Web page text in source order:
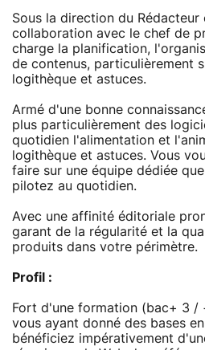
Sous la direction du
collaboration avec le chef de
charge la planification,
de contenus, particulièrement
logithèque et astuces.
Armé d'une bonne
plus particulièrement des
quotidien l'alimentation et
logithèque et astuces. Vous
faire sur une équipe dédiée
pilotez au quotidien.
Avec une affinité éditoriale
garant de la régularité et la
produits dans votre périmètre.
Profil :
Fort d'une formation (bac+ 3 /
vous ayant donné des bases
bénéficiez impérativement